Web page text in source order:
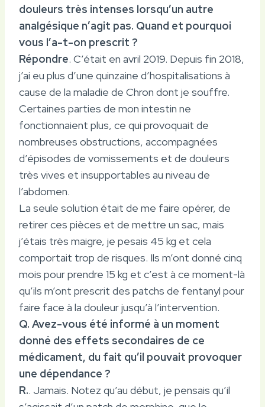
douleurs très intenses lorsqu’un autre
analgésique n’agit pas. Quand et pourquoi
vous l’a-t-on prescrit ?
Répondre. C’était en avril 2019. Depuis fin 2018,
j’ai eu plus d’une quinzaine d’hospitalisations à
cause de la maladie de Chron dont je souffre.
Certaines parties de mon intestin ne
fonctionnaient plus, ce qui provoquait de
nombreuses obstructions, accompagnées
d’épisodes de vomissements et de douleurs
très vives et insupportables au niveau de
l’abdomen.
La seule solution était de me faire opérer, de
retirer ces pièces et de mettre un sac, mais
j’étais très maigre, je pesais 45 kg et cela
comportait trop de risques. Ils m’ont donné cinq
mois pour prendre 15 kg et c’est à ce moment-là
qu’ils m’ont prescrit des patchs de fentanyl pour
faire face à la douleur jusqu’à l’intervention.
Q. Avez-vous été informé à un moment
donné des effets secondaires de ce
médicament, du fait qu’il pouvait provoquer
une dépendance ?
R.. Jamais. Notez qu’au début, je pensais qu’il